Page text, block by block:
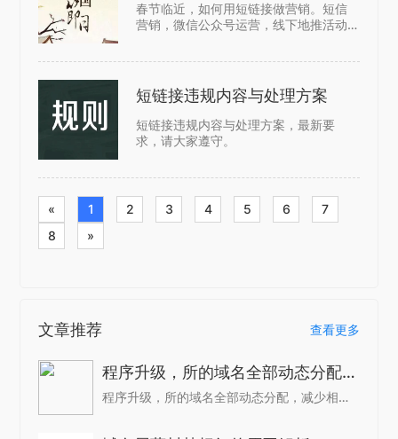
春节临近，如何用短链接做营销。短信
营销，微信公众号运营，线下地推活动
短链接违规内容与处理方案
短链接违规内容与处理方案，最新要
求，请大家遵守。
« 1 2 3 4 5 6
7
8
»
文章推荐 查看更多
程序升级，所的域名全部动态分配，减少相同域名
程序升级，所的域名全部动态分配，减少相同域名